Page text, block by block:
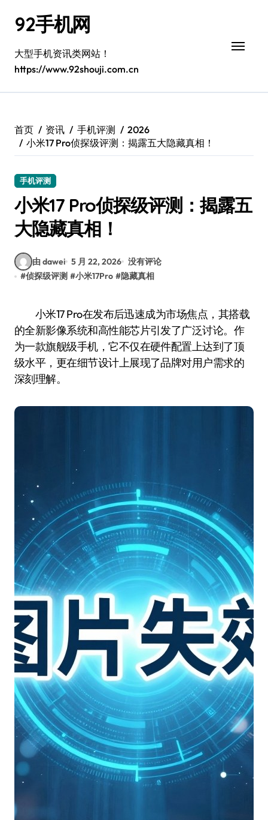
92手机网
大型手机资讯类网站！
https://www.92shouji.com.cn
首页 资讯 手机评测
2026
小米17 Pro侦探级评测：揭露五大隐藏真相！
手机评测
小米17 Pro侦探级评测：揭露五
大隐藏真相！
由 dawei 5 月 22, 2026 没有评论
#侦探级评测 #小米17Pro #隐藏真相
小米17 Pro在发布后迅速成为市场焦点，其搭载
的全新影像系统和高性能芯片引发了广泛讨论。作
为一款旗舰级手机，它不仅在硬件配置上达到了顶
级水平，更在细节设计上展现了品牌对用户需求的
深刻理解。